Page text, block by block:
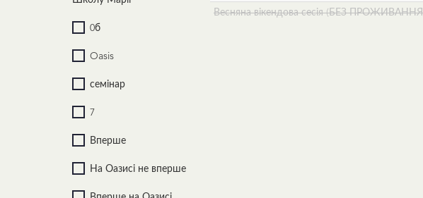
0б
Oasis
семінар
7
Вперше
На Оазисі не вперше
Весняна вікендова сесія (БЕЗ